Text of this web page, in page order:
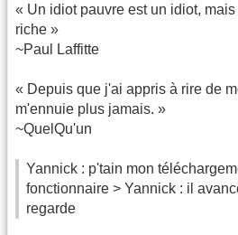
« Un idiot pauvre est un idiot,
riche »
~Paul Laffitte
« Depuis que j'ai appris à rire de
m'ennuie plus jamais. »
~QuelQu'un
Yannick : p'tain mon
fonctionnaire > Yannick : il
regarde